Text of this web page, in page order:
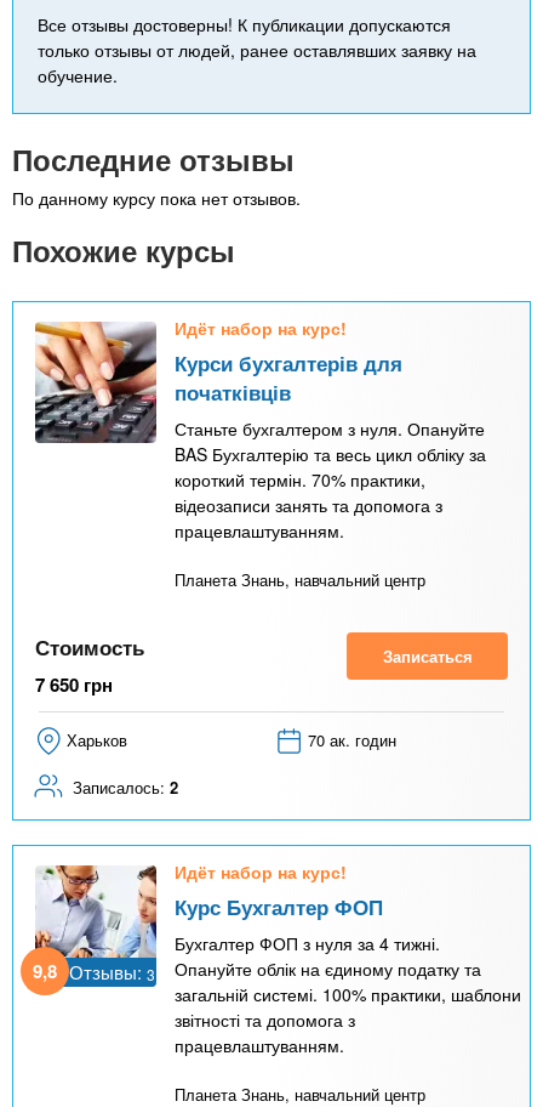
Все отзывы достоверны! К публикации допускаются
только отзывы от людей, ранее оставлявших заявку на
обучение.
Последние отзывы
По данному курсу пока нет отзывов.
Похожие курсы
Идёт набор на курс!
Курси бухгалтерів для
початківців
Станьте бухгалтером з нуля. Опануйте
BAS Бухгалтерію та весь цикл обліку за
короткий термін. 70% практики,
відеозаписи занять та допомога з
працевлаштуванням.
Планета Знань, навчальний центр
Стоимость
7 650 грн
Записаться
Харьков 70 ак. годин
Записалось: 2
9,8 Отзывы: 3
Идёт набор на курс!
Курс Бухгалтер ФОП
Бухгалтер ФОП з нуля за 4 тижні.
Опануйте облік на єдиному податку та
загальній системі. 100% практики, шаблони
звітності та допомога з
працевлаштуванням.
Планета Знань, навчальний центр